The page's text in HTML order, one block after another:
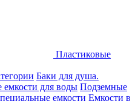
Пластиковые
Баки для душа.
емкости для воды Подземные
емкости Емкости в